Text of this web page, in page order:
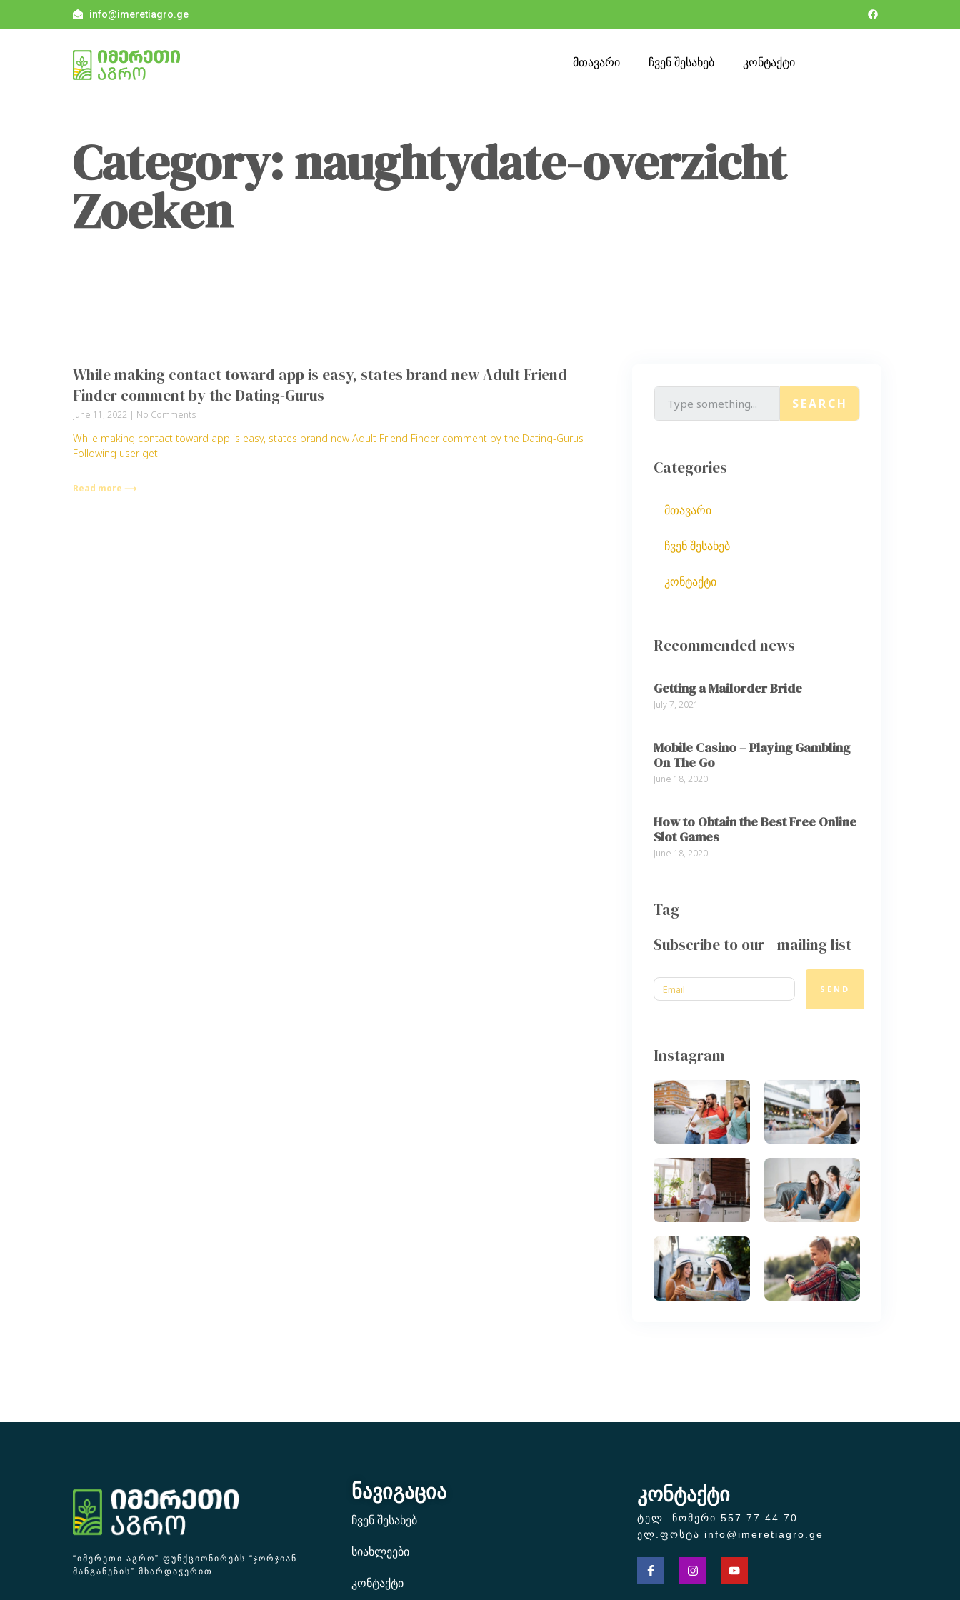
info@imeretiagro.ge
მთავარი ჩვენ შესახებ კონტაქტი
Category: naughtydate-overzicht
Zoeken
While making contact toward app is easy, states brand new Adult Friend
Finder comment by the Dating-Gurus
June 11, 2022 No Comments
While making contact toward app is easy, states brand new Adult Friend Finder comment by the Dating-Gurus
Following user get
Read more ⟶
SEARCH
Categories
მთავარი
ჩვენ შესახებ
კონტაქტი
Recommended news
Getting a Mailorder Bride
July 7, 2021
Mobile Casino – Playing Gambling
On The Go
June 18, 2020
How to Obtain the Best Free Online
Slot Games
June 18, 2020
Tag
Subscribe to our mailing list
SEND
Instagram
“ᲘᲛᲔᲠᲔᲗᲘ ᲐᲒᲠᲝ” ᲤᲣᲜᲥᲪᲘᲝᲜᲘᲠᲔᲑᲡ “ᲯᲝᲠᲯᲘᲐᲜ
ᲛᲐᲜᲒᲐᲜᲔᲖᲘᲡ” ᲛᲮᲐᲠᲓᲐᲭᲔᲠᲘᲗ.
ნავიგაცია
ჩვენ შესახებ
სიახლეები
კონტაქტი
კონტაქტი
ტელ. ნომერი 557 77 44 70
ელ.ფოსტა info@imeretiagro.ge